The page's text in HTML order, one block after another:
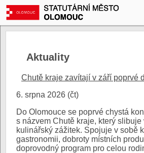
Aktuality
Chutě kraje zavítají v září poprvé
6. srpna 2026 (čt)
Do Olomouce se poprvé chystá
s názvem Chutě kraje, který slibuje
kulinářský zážitek. Spojuje v sobě
gastronomii, dobroty místních
doprovodný program pro celou